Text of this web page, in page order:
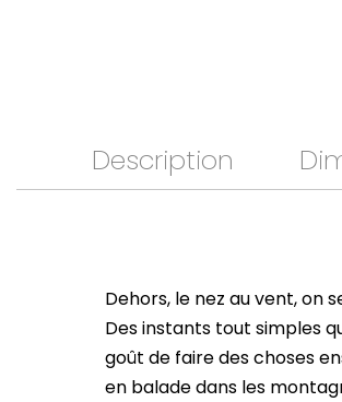
Description
Dehors, le nez au vent, on
Des instants tout simples
goût de faire des choses
en balade dans les